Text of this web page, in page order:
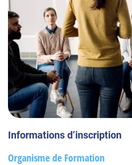
Informations d’inscription
Organisme de Formation